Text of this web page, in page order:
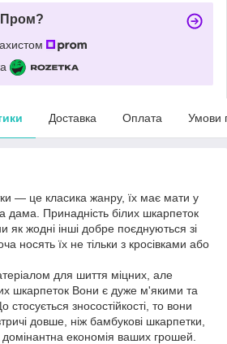
Пром?
Доставка Оплата Умови
— це класика жанру, їх має мати у
дама. Принадність білих шкарпеток
як жодні інші добре поєднуються зі
носять їх не тільки з кросівками або
для шиття міцних, але
шкарпеток Вони є дуже м'якими та
зносостійкості, то вони
довше, ніж бамбукові шкарпетки,
економія ваших грошей.